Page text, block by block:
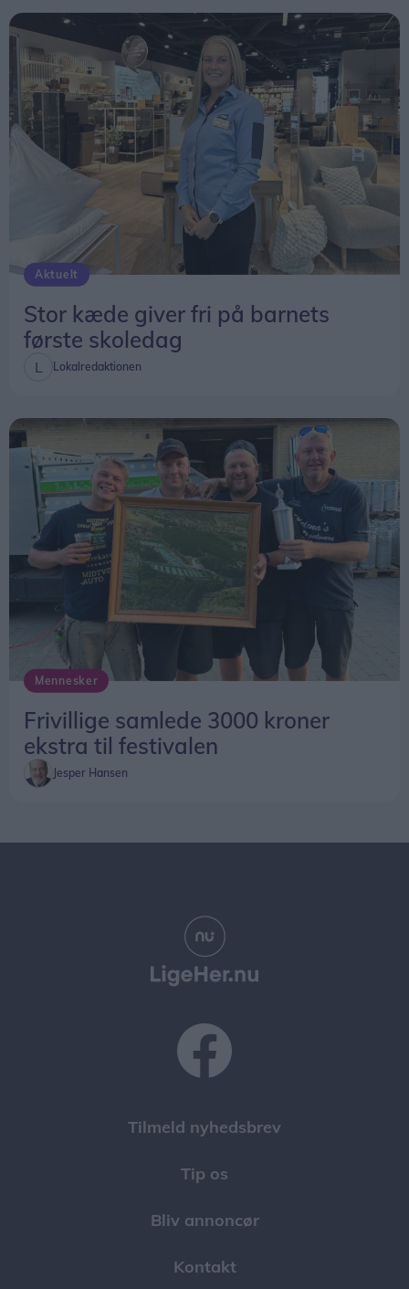
Aktuelt
Stor kæde giver fri på barnets
første skoledag
Lokalredaktionen
Mennesker
Frivillige samlede 3000 kroner
ekstra til festivalen
Jesper Hansen
Tilmeld nyhedsbrev
Tip os
Bliv annoncør
Kontakt